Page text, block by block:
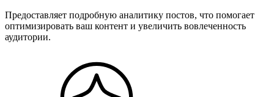
Предоставляет подробную аналитику постов, что помогает
оптимизировать ваш контент и увеличить вовлеченность
аудитории.